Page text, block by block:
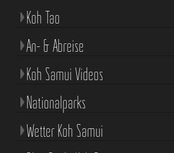
Koh Tao
An- & Abreise
Koh Samui Videos
Nationalparks
Wetter Koh Samui